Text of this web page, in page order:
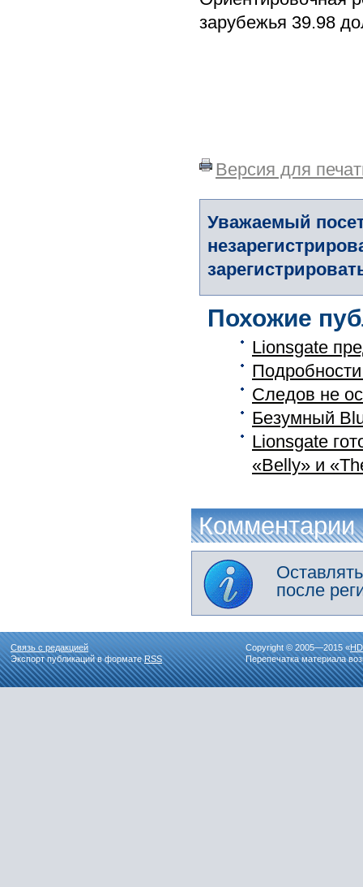
зарубежья 39.98
Версия для
Уважаемый
Похожие
Lionsgate
Следов не
Безумный
Lionsgate
«Belly» и
Комментарии
после
Связь с редакцией
Экспорт публикаций в форматеRSS
Copyright © 2005—2015 «
Перепечатка материала